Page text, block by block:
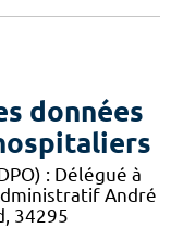
données
: Délégué à
André
34295